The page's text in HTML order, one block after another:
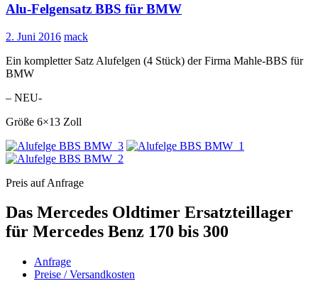
Alu-Felgensatz BBS für BMW
2. Juni 2016 mack
Ein kompletter Satz Alufelgen (4 Stück) der Firma Mahle-BBS für
BMW
– NEU-
Größe 6×13 Zoll
Preis auf Anfrage
Das Mercedes Oldtimer Ersatzteillager
für Mercedes Benz 170 bis 300
Anfrage
Preise / Versandkosten